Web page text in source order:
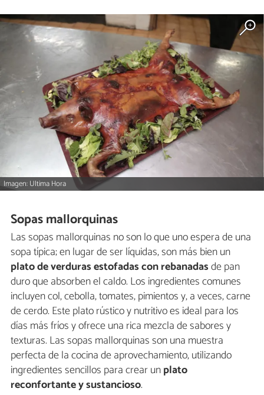
Imagen: Ultima Hora
Sopas mallorquinas
Las sopas mallorquinas no son lo que uno espera de una
sopa típica; en lugar de ser líquidas, son más bien un
plato de verduras estofadas con rebanadasde pan
duro que absorben el caldo. Los ingredientes comunes
incluyen col, cebolla, tomates, pimientos y, a veces, carne
de cerdo. Este plato rústico y nutritivo es ideal para los
días más fríos y ofrece una rica mezcla de sabores y
texturas. Las sopas mallorquinas son una muestra
perfecta de la cocina de aprovechamiento, utilizando
ingredientes sencillos para crear unplato
reconfortante y sustancioso.